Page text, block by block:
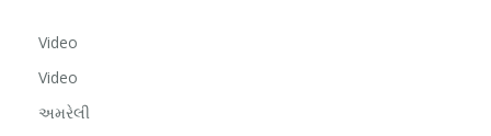
Video
Video
અમરેલી